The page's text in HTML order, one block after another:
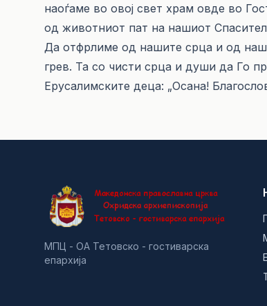
наоѓаме во овој свет храм овде во
од животниот пат на нашиот
Да отфрлиме од нашите срца и од
грев. Та со чисти срца и души да Го
Ерусалимските деца: „Осана!
МПЦ - ОА Тетовско - гостиварска
епархија